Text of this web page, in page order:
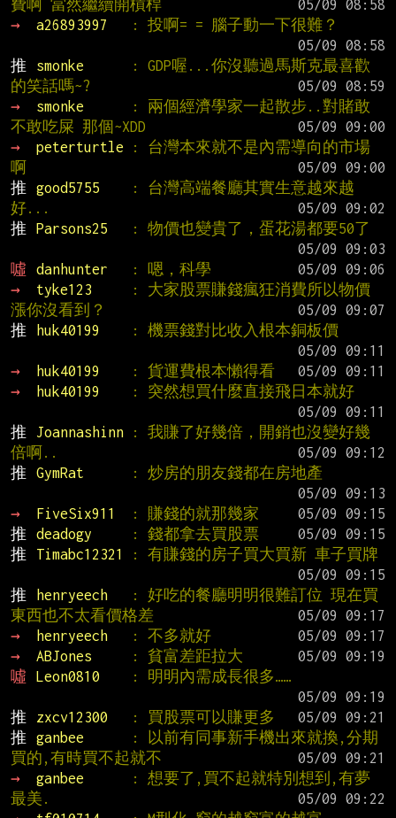
費啊 當然繼續開槓桿
→
a26893997
: 投啊= = 腦子動一下很難？
推
smonke
: GDP喔...你沒聽過馬斯克最喜歡
的笑話嗎~?
→
smonke
: 兩個經濟學家一起散步..對賭敢
不敢吃屎 那個~XDD
→
peterturtle
: 台灣本來就不是內需導向的市場
啊
推
good5755
: 台灣高端餐廳其實生意越來越
好...
推
Parsons25
: 物價也變貴了，蛋花湯都要50了
噓
danhunter : 嗯，科學
→
tyke123
: 大家股票賺錢瘋狂消費所以物價
漲你沒看到？
推
huk40199
: 機票錢對比收入根本銅板價
→
huk40199 : 貨運費根本懶得看
→
huk40199
: 突然想買什麼直接飛日本就好
推
Joannashinn
: 我賺了好幾倍，開銷也沒變好幾
倍啊..
推
GymRat
: 炒房的朋友錢都在房地產
→
FiveSix911 : 賺錢的就那幾家
推
deadogy : 錢都拿去買股票
推
Timabc12321
: 有賺錢的房子買大買新 車子買牌
推
henryeech
: 好吃的餐廳明明很難訂位 現在買
東西也不太看價格差
→
henryeech : 不多就好
→
ABJones : 貧富差距拉大
噓
Leon0810
: 明明內需成長很多……
推
zxcv12300 : 買股票可以賺更多
推
ganbee
: 以前有同事新手機出來就換,分期
買的,有時買不起就不
→
ganbee
: 想要了,買不起就特別想到,有夢
最美.